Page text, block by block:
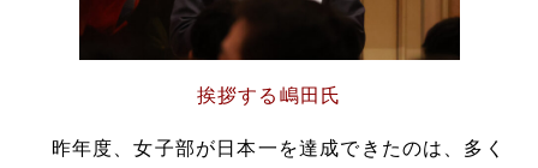
挨拶する嶋田氏
昨年度、女子部が日本一を達成できたのは、多く